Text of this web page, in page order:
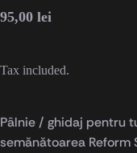
95,00 lei
Tax included.
Pâlnie / ghidaj pentru
semănătoarea Reform